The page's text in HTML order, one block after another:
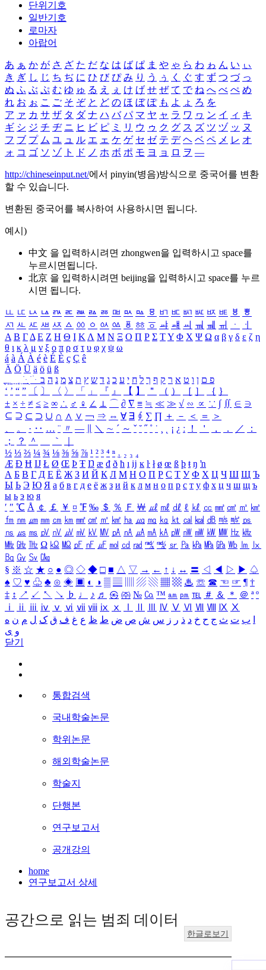
단위기호
일반기호
로마자
아랍어
あ ぁ か が さ ざ た だ な は ば ぱ ま や ゃ ら わ ゎ ん い ぃ
き ぎ し じ ち ぢ に ひ び ぴ み り う ぅ く ぐ す ず つ づ っ
ぬ ふ ぶ ぷ む ゆ ゅ る え ぇ け げ せ ぜ て で ね へ べ ぺ め
れ お ぉ こ ご そ ぞ と ど の ほ ぼ ぽ も よ ょ ろ を
ア ァ カ サ ザ タ ダ ナ ハ バ パ マ ヤ ャ ラ ワ ヮ ン イ ィ キ
ギ シ ジ チ ヂ ニ ヒ ビ ピ ミ リ ウ ゥ ク グ ス ズ ツ ヅ ッ ヌ
フ ブ プ ム ユ ュ ル エ ェ ケ ゲ セ ゼ テ デ ヘ ベ ペ メ レ オ
ォ コ ゴ ソ ゾ ト ド ノ ホ ボ ポ モ ヨ ョ ロ ヲ ―
http://chineseinput.net/에서 pinyin(병음)방식으로 중국어를 변환
할 수 있습니다.
변환된 중국어를 복사하여 사용하시면 됩니다.
예시)
中文 을 입력하시려면 zhongwen을 입력하시고 space를
누르시면됩니다.
北京 을 입력하시려면 beijing을 입력하시고 space를 누르
시면 됩니다.
ㅥ ㅦ ㅧ ㅨ ㅩ ㅪ ㅫ ㅬ ㅭ ㅮ ㅯ ㅰ ㅱ ㅲ ㅳ ㅴ ㅵ ㅶ ㅷ ㅸ
ㅹ
ㅺ ㅻ ㅼ ㅽ ㅾ ㅿ ㆀ ㆁ ㆂ ㆃ ㆄ ㆅ ㆆ ㆇ ㆈ ㆉ ㆊ ㆋ ㆌ ㆍ
ㆎ
Α Β ΓΔ Ε Ζ Η Θ Ι ΚΛ Μ Ν Ξ Ο Π Ρ Σ ΤΥ Φ Χ Ψ Ω α β γ δ ε ζ η
θ ι κ λ μ ν ξ ο π ρ σ τ υ φ χ ψ ω
á à Á À é è É È ç Ç ê
Ä Ö Ü ä ö ü ß
ִֶֹ ֻּ ׁׂ פ ם ן ו ט א ר ק ף ך ל ח י ע כ ג ד ש ץ ת צ מ נ ה ב
‘ ’ “ ” 〔 〕 〈 〉 「 」 『 』 【 】 ＂ （ ） ［ ］ ｛ ｝
± × ÷ ≠ ≤ ≥ ∞ ∴ ♂ ♀ ∠ ⊥ ⌒ ∂ ∇ ≡ ≒ ≪ ≫ √ ∽ ∝ ∵ ∫ ∬ ∈ ∋
⊆ ⊇ ⊂ ⊃ ∪ ∩ ∧ ∨ ￢ ⇒ ⇔ ∀ ∃ ∮ ∑ ∏ ＋ － ＜ ＝
＞
、
。 · ‥ … ¨ 〃 ― ＼ ∼ ´ ～ ˇ ˘ ˝ ˚ ˙ ¸ ¡ ¿ ː ！ ＇ ， ． ／
：
；
？ ＾ ｀
½ ⅓ ⅔ ¼ ¾ ⅛ ⅜ ⅝ ⅞ ¹ ² ³ ⁴ ⁿ ₁ ₂ ₃ ₄
Æ Ð Ħ Ĳ Ł Ø Œ Þ Ŧ Ŋ æ đ ð ħ ı ĳ ĸ ŀ ł ø œ ß þ ŧ ŋ ŉ
А Б В Г Д Е Ё Ж З И Й К Л М Н О П Р С Т У Ф Х Ц Ч Ш Щ Ъ
Ы Ь Э Ю Я а б в г д е ё ж з и й к л м н о п р с т у ф х ц ч ш щ ъ
ы ь э ю я
′ ″ ℃ Å ￠ ￡ ￥ ¤ ℉ ‰ ＄ ％ Ｆ ￦ ㎕ ㎖ ㎗ ℓ ㎘ ㏄ ㎣ ㎤ ㎥ ㎦
㎙ ㎚ ㎛ ㎜ ㎝ ㎞ ㎟ ㎠ ㎡ ㎢ ㏊ ㎍ ㎎ ㎏ ㏏ ㎈ ㎉ ㏈ ㎧ ㎨ ㎰
㎱ ㎲ ㎳ ㎴ ㎵ ㎶ ㎷ ㎸ ㎹ ㎀ ㎁ ㎂ ㎃ ㎄ ㎺ ㎻ ㎽ ㎾ ㎿ ㎐ ㎑
㎒ ㎓ ㎔ Ω ㏀ ㏁ ㎊ ㎋ ㎌ ㏖ ㏅ ㎭ ㎮ ㎯ ㏛ ㎩ ㎪ ㎫ ㎬ ㏝ ㏐
㏓
㏃ ㏉ ㏜ ㏆
§ ※ ☆ ★ ○ ● ◎ ◇ ◆ □ ■ △ ▽ → ← ↑ ↓ ↔ 〓 ◁ ◀ ▷ ▶ ♤
♠ ♡ ♥ ♧ ♣ ⊙ ◈ ▣ ◐ ◑ ▒ ▤ ▨ ▧ ▦ ▩ ♨ ☏ ☎ ☜ ☞ ¶ †
‡ ↕ ↗ ↙ ↖ ↘ ♭ ♩ ♪ ♬ ㉿ ㈜ № ㏇ ™ ㏂ ㏘ ℡ ＃ ＆ ＊ ＠ ª º
ⅰ
ⅱ ⅲ ⅳ ⅴ ⅵ ⅶ ⅷ ⅸ ⅹ Ⅳ Ⅴ Ⅵ Ⅶ Ⅷ Ⅸ Ⅹ
ب ت ث ج ح خ د ذ ر ز س ش ص ض ط ظ ع غ ف ق ک ل م ن ه
و ی
닫기
통합검색
국내학술논문
학위논문
해외학술논문
학술지
단행본
연구보고서
공개강의
home
연구보고서 상세
공간으로 읽는 범죄 데이터
한글로보기